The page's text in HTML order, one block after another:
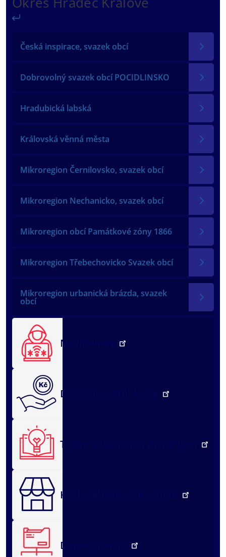
Česká inspirace, svazek obcí
Dobrovolný svazek obcí POCIDLINSKO
Hradubická labská
Královská věnná města
Mikroregion Černilovsko, svazek obcí
Mikroregion Nechanicko, svazek obcí
Mikroregion obcí Památkové zóny 1866
Mikroregion Třebechovicko Svazek obcí
Mikroregion urbanická brázda, svazek
obcí
NežKlikneš
Dotační portál kraje
Týden vzdělávání dospělých
Královéhradecké tržiště
Datový portál